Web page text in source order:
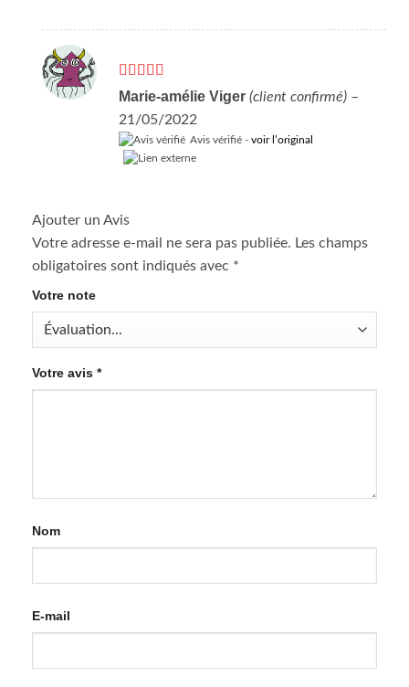
Note4
sur 5
Marie-amélie Viger (client confirmé) –
21/05/2022
Avis vérifié - voir l’original
Ajouter un Avis
Votre adresse e-mail ne sera pas publiée. Les champs
obligatoires sont indiqués avec *
Votre note
Votre avis *
Nom
E-mail